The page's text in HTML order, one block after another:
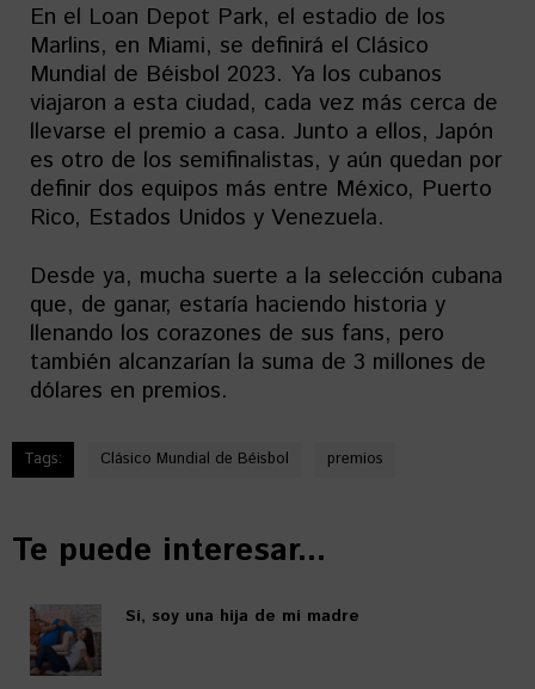
En el Loan Depot Park, el estadio de los
Marlins, en Miami, se definirá el Clásico
Mundial de Béisbol 2023. Ya los cubanos
viajaron a esta ciudad, cada vez más cerca de
llevarse el premio a casa. Junto a ellos, Japón
es otro de los semifinalistas, y aún quedan por
definir dos equipos más entre México, Puerto
Rico, Estados Unidos y Venezuela.
Desde ya, mucha suerte a la selección cubana
que, de ganar, estaría haciendo historia y
llenando los corazones de sus fans, pero
también alcanzarían la suma de 3 millones de
dólares en premios.
Tags: Clásico Mundial de Béisbol premios
Te puede interesar...
Sí, soy una hija de mi madre